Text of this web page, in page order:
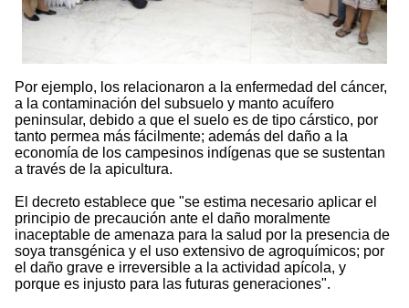
Por ejemplo, los relacionaron a la enfermedad del cáncer,
a la contaminación del subsuelo y manto acuífero
peninsular, debido a que el suelo es de tipo cárstico, por
tanto permea más fácilmente; además del daño a la
economía de los campesinos indígenas que se sustentan
a través de la apicultura.
El decreto establece que "se estima necesario aplicar el
principio de precaución ante el daño moralmente
inaceptable de amenaza para la salud por la presencia de
soya transgénica y el uso extensivo de agroquímicos; por
el daño grave e irreversible a la actividad apícola, y
porque es injusto para las futuras generaciones".